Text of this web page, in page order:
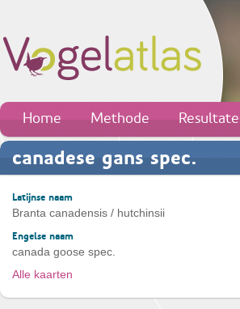
Home Methode
canadese gans spec.
Latijnse naam
Branta canadensis / hutchinsii
Engelse naam
canada goose spec.
Alle kaarten